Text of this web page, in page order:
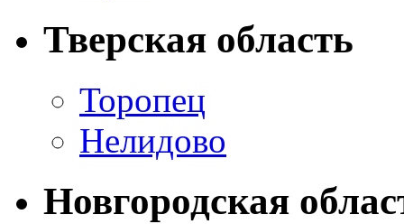
Тверская область
Торопец
Нелидово
Новгородская